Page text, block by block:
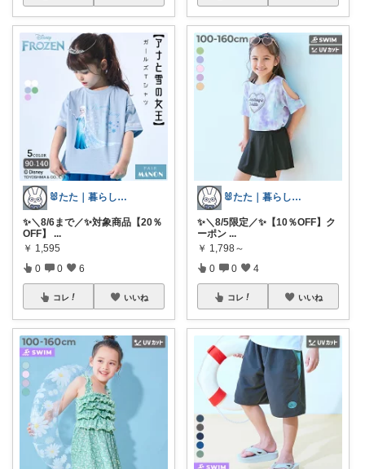
🐰たた｜暮らしと子育て
✨＼8/6まで／✨対象商品【20％
OFF】
...
￥ 1,595
0 0 6
コレ いいね
🐰たた｜暮らしと子育て
✨＼8/5限定／✨【10％OFF】ク
ーポン ...
￥ 1,798～
0 0 4
コレ いいね